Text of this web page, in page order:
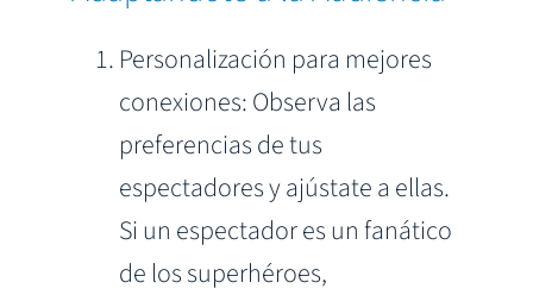
Personalización para mejores
conexiones: Observa las
preferencias de tus
espectadores y ajústate a ellas.
Si un espectador es un fanático
de los superhéroes,